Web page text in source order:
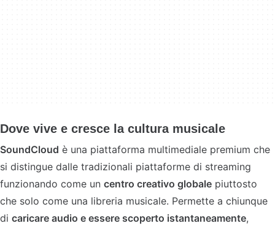
Dove vive e cresce la cultura musicale
SoundCloud è una piattaforma multimediale premium che
si distingue dalle tradizionali piattaforme di streaming
funzionando come un centro creativo globale piuttosto
che solo come una libreria musicale. Permette a chiunque
di caricare audio e essere scoperto istantaneamente,